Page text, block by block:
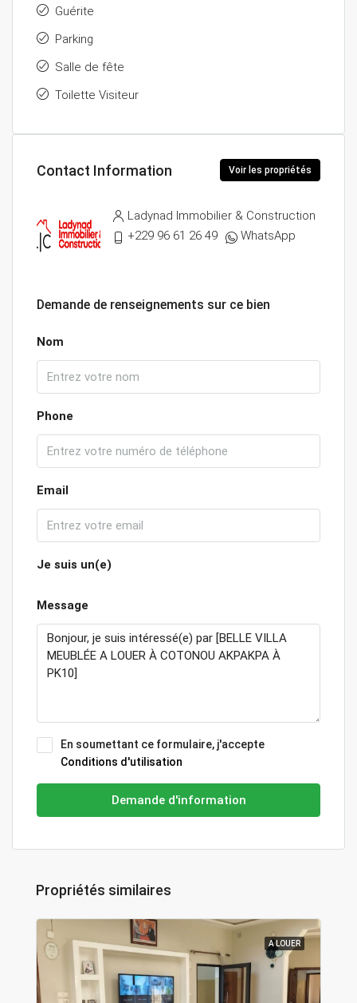
Guérite
Parking
Salle de fête
Toilette Visiteur
Contact Information Voir les propriétés
Ladynad Immobilier & Construction
+229 96 61 26 49
WhatsApp
Demande de renseignements sur ce bien
Nom
Phone
Email
Je suis un(e)
Message
En soumettant ce formulaire, j'accepte
Conditions d'utilisation
Demande d'information
Propriétés similaires
A LOUER